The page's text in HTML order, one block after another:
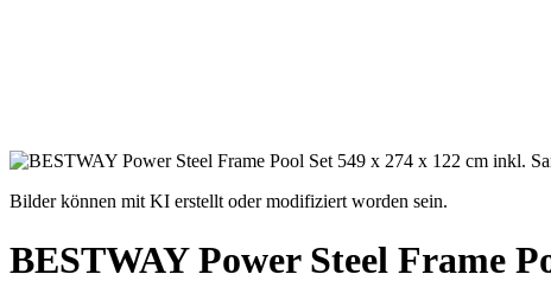
Bilder können mit KI erstellt oder modifiziert worden sein.
BESTWAY Power Steel Frame